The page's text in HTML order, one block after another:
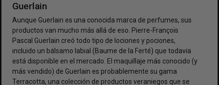
Guerlain
Aunque Guerlain es una conocida marca de perfumes, sus
productos van mucho más allá de eso. Pierre-François
Pascal Guerlain creó todo tipo de lociones y pociones,
incluido un bálsamo labial (Baume de la Ferté) que todavía
está disponible en el mercado. El maquillaje más conocido (y
más vendido) de Guerlain es probablemente su gama
Terracotta, una colección de productos veraniegos que se